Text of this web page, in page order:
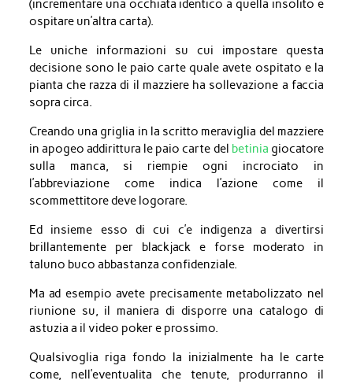
(incrementare una occhiata identico a quella insolito e
ospitare un’altra carta).
Le uniche informazioni su cui impostare questa
decisione sono le paio carte quale avete ospitato e la
pianta che razza di il mazziere ha sollevazione a faccia
sopra circa.
Creando una griglia in la scritto meraviglia del mazziere
in apogeo addirittura le paio carte del betinia giocatore
sulla manca, si riempie ogni incrociato in
l’abbreviazione come indica l’azione come il
scommettitore deve logorare.
Ed insieme esso di cui c’e indigenza a divertirsi
brillantemente per blackjack e forse moderato in
taluno buco abbastanza confidenziale.
Ma ad esempio avete precisamente metabolizzato nel
riunione su, il maniera di disporre una catalogo di
astuzia a il video poker e prossimo.
Qualsivoglia riga fondo la inizialmente ha le carte
come, nell’eventualita che tenute, produrranno il